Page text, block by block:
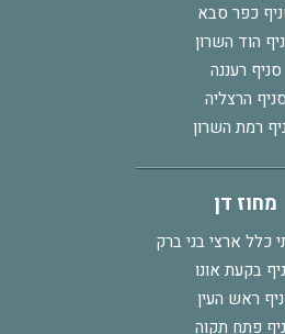
כפר סבא
הוד השרון
סניף רעננה
סניף הרצליה
רמת השרון
מחוז דן
כלל ארצי בני ברק
בקעת אונו
ראש העין
פתח תקוה